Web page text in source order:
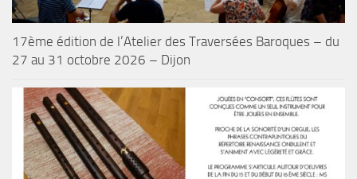
17ème édition de l’Atelier des Traversées Baroques – du
27 au 31 octobre 2026 – Dijon